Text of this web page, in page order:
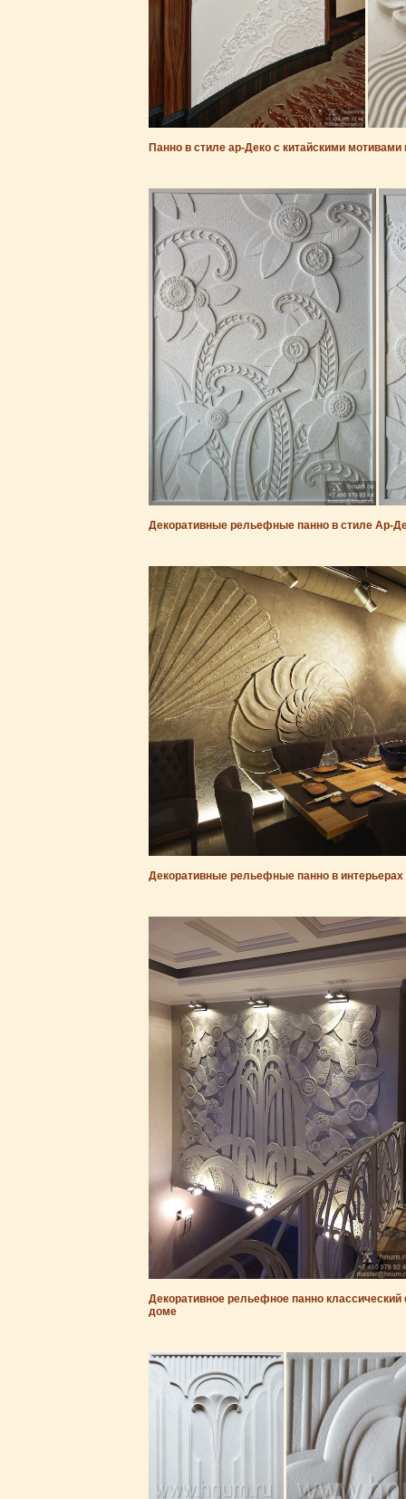
Панно в стиле ар-Деко с китайскими
Декоративные рельефные панно в стиле Ар-
Декоративные рельефные панно в интерьерах
Декоративное рельефное панно
доме